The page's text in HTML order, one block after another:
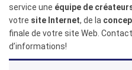
service une équipe de
votre site Internet, de la
finale de votre site Web.
d’informations!